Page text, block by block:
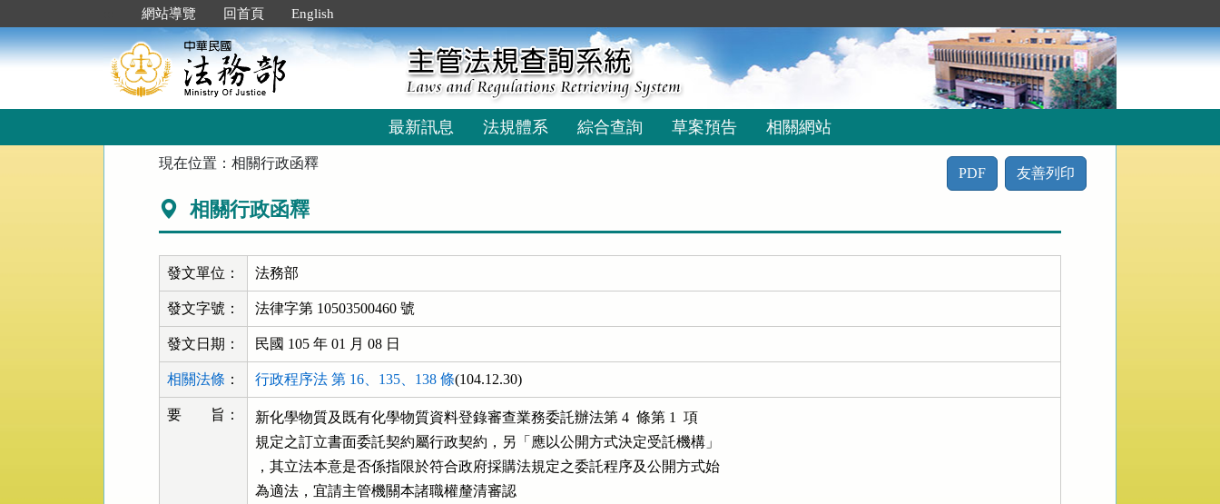
到
主
要
網站導覽 回首頁 English
最新訊息 法規體系 綜合查詢 草案預告 相關網站
現在位置：相關行政函釋
PDF 友善列印
相關行政函釋
發文單位： 法務部
發文字號： 法律字第 10503500460 號
發文日期： 民國 105 年 01 月 08 日
相關法條 ： 行政程序法 第 16、135、138 條(104.12.30)
要 旨：
新化學物質及既有化學物質資料登錄審查業務委託辦法第 4  條第 1  項
規定之訂立書面委託契約屬行政契約，另「應以公開方式決定受託機構」
，其立法本意是否係指限於符合政府採購法規定之委託程序及公開方式始
為適法，宜請主管機關本諸職權釐清審認